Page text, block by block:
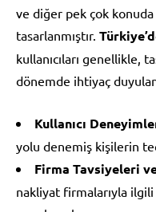
ve diğer pek çok konuda
tasarlanmıştır.
kullanıcıları genellikle,
dönemde ihtiyaç
Kullanıcı
yolu denemiş kişilerin
Firma Tavsiyeleri
nakliyat firmalarıyla ilgili